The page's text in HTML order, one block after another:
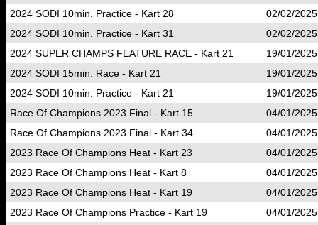
2024 SODI 10min. Practice - Kart 28
02/02/
2024 SODI 10min. Practice - Kart 31
02/02/
2024 SUPER CHAMPS FEATURE RACE - Kart 21
19/01/
2024 SODI 15min. Race - Kart 21
19/01/
2024 SODI 10min. Practice - Kart 21
19/01/
Race Of Champions 2023 Final - Kart 15
04/01/
Race Of Champions 2023 Final - Kart 34
04/01/
2023 Race Of Champions Heat - Kart 23
04/01/
2023 Race Of Champions Heat - Kart 8
04/01/
2023 Race Of Champions Heat - Kart 19
04/01/
2023 Race Of Champions Practice - Kart 19
04/01/